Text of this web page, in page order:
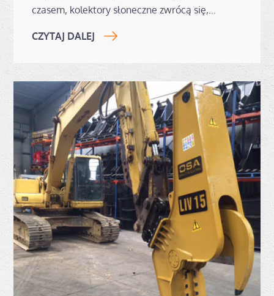
czasem, kolektory słoneczne zwrócą się,…
CZYTAJ DALEJ